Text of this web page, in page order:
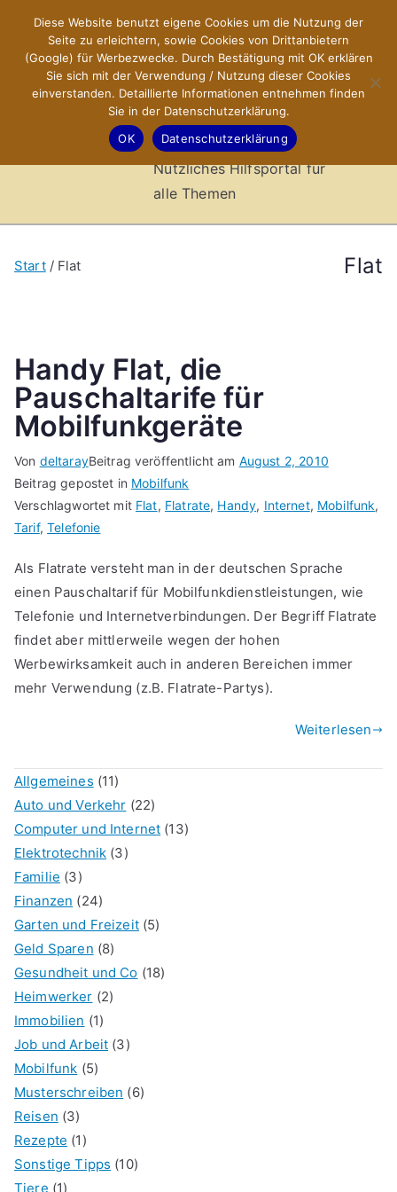
springen
X-Sites.de
–
Hilfsportal
Nützliches Hilfsportal für
alle Themen
Flat
Start Flat
Handy Flat, die
Pauschaltarife für
Mobilfunkgeräte
Von deltarayBeitrag veröffentlicht am August 2, 2010
Beitrag gepostet in Mobilfunk
Verschlagwortet mit Flat, Flatrate, Handy, Internet, Mobilfunk,
Tarif,Telefonie
Als Flatrate versteht man in der deutschen Sprache
einen Pauschaltarif für Mobilfunkdienstleistungen, wie
Telefonie und Internetverbindungen. Der Begriff Flatrate
findet aber mittlerweile wegen der hohen
Werbewirksamkeit auch in anderen Bereichen immer
mehr Verwendung (z.B. Flatrate-Partys).
Weiterlesen
Allgemeines (11)
Auto und Verkehr (22)
Computer und Internet (13)
Elektrotechnik (3)
Familie (3)
Finanzen (24)
Garten und Freizeit(5)
Geld Sparen (8)
Gesundheit und Co (18)
Heimwerker (2)
Immobilien (1)
Job und Arbeit (3)
Mobilfunk (5)
Musterschreiben (6)
Reisen (3)
Rezepte (1)
Sonstige Tipps (10)
Tiere (1)
Diese Website benutzt eigene Cookies um die Nutzung der
Seite zu erleichtern, sowie Cookies von Drittanbietern
(Google) für Werbezwecke. Durch Bestätigung mit OK erklären
Sie sich mit der Verwendung / Nutzung dieser Cookies
einverstanden. Detaillierte Informationen entnehmen finden
Sie in der Datenschutzerklärung.
OK
Datenschutzerklärung